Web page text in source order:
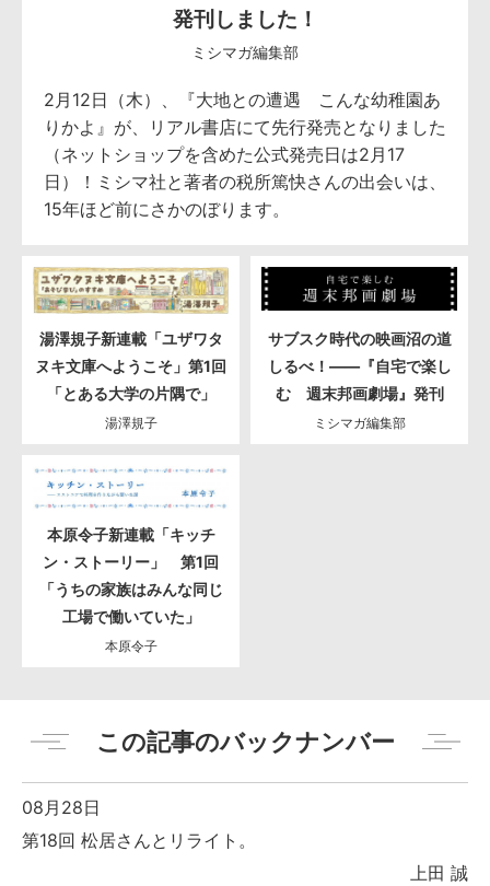
発刊しました！
ミシマガ編集部
2月12日（木）、『大地との遭遇 こんな幼稚園あ
りかよ』が、リアル書店にて先行発売となりました
（ネットショップを含めた公式発売日は2月17
日）！ミシマ社と著者の税所篤快さんの出会いは、
15年ほど前にさかのぼります。
湯澤規子新連載「ユザワタ
ヌキ文庫へようこそ」第1回
「とある大学の片隅で」
湯澤規子
サブスク時代の映画沼の道
しるべ！――『自宅で楽し
む 週末邦画劇場』発刊
ミシマガ編集部
本原令子新連載「キッチ
ン・ストーリー」 第1回
「うちの家族はみんな同じ
工場で働いていた」
本原令子
この記事のバックナンバー
08月28日
第18回 松居さんとリライト。
上田 誠